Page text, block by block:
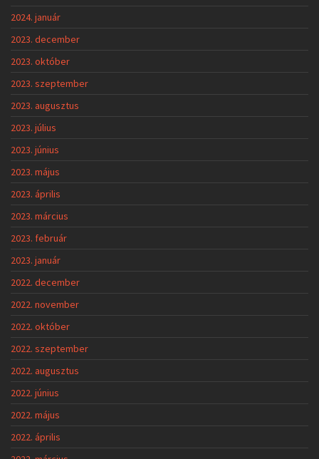
2024. január
2023. december
2023. október
2023. szeptember
2023. augusztus
2023. július
2023. június
2023. május
2023. április
2023. március
2023. február
2023. január
2022. december
2022. november
2022. október
2022. szeptember
2022. augusztus
2022. június
2022. május
2022. április